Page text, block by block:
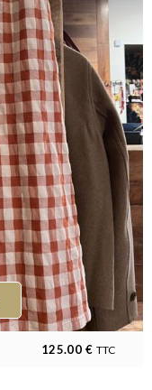
125.00 € TTC